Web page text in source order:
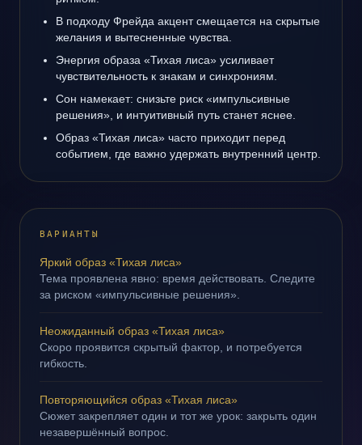
В подходу Фрейда акцент смещается на скрытые
желания и вытесненные чувства.
Энергия образа «Тихая лиса» усиливает
чувствительность к знакам и синхрониям.
Сон намекает: снизьте риск «импульсивные
решения», и интуитивный путь станет яснее.
Образ «Тихая лиса» часто приходит перед
событием, где важно удержать внутренний центр.
ВАРИАНТЫ
Яркий образ «Тихая лиса»
Тема проявлена явно: время действовать. Следите
за риском «импульсивные решения».
Неожиданный образ «Тихая лиса»
Скоро проявится скрытый фактор, и потребуется
гибкость.
Повторяющийся образ «Тихая лиса»
Сюжет закрепляет один и тот же урок: закрыть один
незавершённый вопрос.